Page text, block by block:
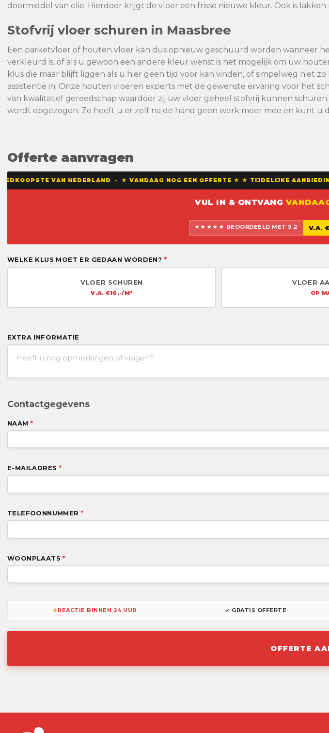
doormiddel van olie. Hierdoor krijgt de vloer een frisse nieuwe kleur. Ook is
Stofvrij vloer schuren in Maasbree
Een parketvloer of houten vloer kan dus opnieuw geschuurd worden wanneer
verkleurd is, of als u gewoon een andere kleur wenst is het mogelijk om uw
klus die maar blijft liggen als u hier geen tijd voor kan vinden, of simpelweg niet
assistentie in. Onze houten vloeren experts met de gewenste ervaring voor het
van kwalitatief gereedschap waardoor zij uw vloer geheel stofvrij kunnen
wordt opgezogen. Zo heeft u er zelf na de hand geen werk meer mee en kunt u
Offerte aanvragen
VAN NEDERLAND · ★ VANDAAG NOG EEN OFFERTE ★ ★ TIJDELIJKE
VUL IN & ONTVANG
★★★★★ BEOORDEELD MET 9.2 V.A.
WELKE KLUS MOET ER GEDAAN WORDEN? *
VLOER SCHUREN
V.A. €16,-/M²
VLOER
OP
EXTRA INFORMATIE
Contactgegevens
NAAM *
E-MAILADRES *
TELEFOONNUMMER *
WOONPLAATS*
REACTIE BINNEN 24 UUR ✓ GRATIS OFFERTE